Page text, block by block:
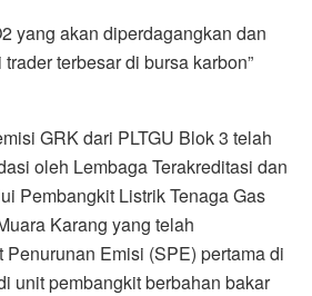
yang akan diperdagangkan dan
terbesar di bursa karbon”
GRK dari PLTGU Blok 3 telah
oleh Lembaga Terakreditasi dan
Pembangkit Listrik Tenaga Gas
Karang yang telah
Penurunan Emisi (SPE) pertama di
unit pembangkit berbahan bakar